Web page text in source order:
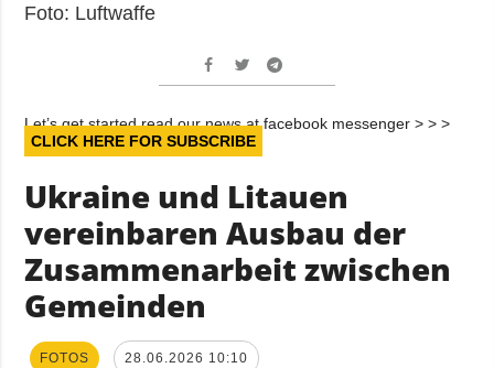
Foto: Luftwaffe
Let’s get started read our news at facebook messenger > > >
CLICK HERE FOR SUBSCRIBE
Ukraine und Litauen
vereinbaren Ausbau der
Zusammenarbeit zwischen
Gemeinden
FOTOS 28.06.2026 10:10